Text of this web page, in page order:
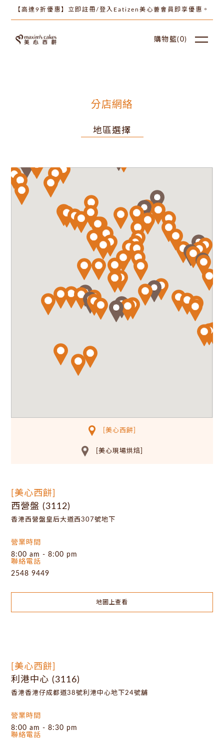
【高達9折優惠】立即註冊/登入Eatizen美心薈會員即享優惠。
購物籃( 0)
分店網絡
地區選擇
[美心西餅]
[美心現場烘焙]
[美心西餅]
西營盤 (3112)
香港西營盤皇后大道西307號地下
營業時間
8:00 am - 8:00 pm
聯絡電話
2548 9449
地圖上查看
[美心西餅]
利港中心 (3116)
香港香港仔成都道38號利港中心地下24號舖
營業時間
8:00 am - 8:30 pm
聯絡電話